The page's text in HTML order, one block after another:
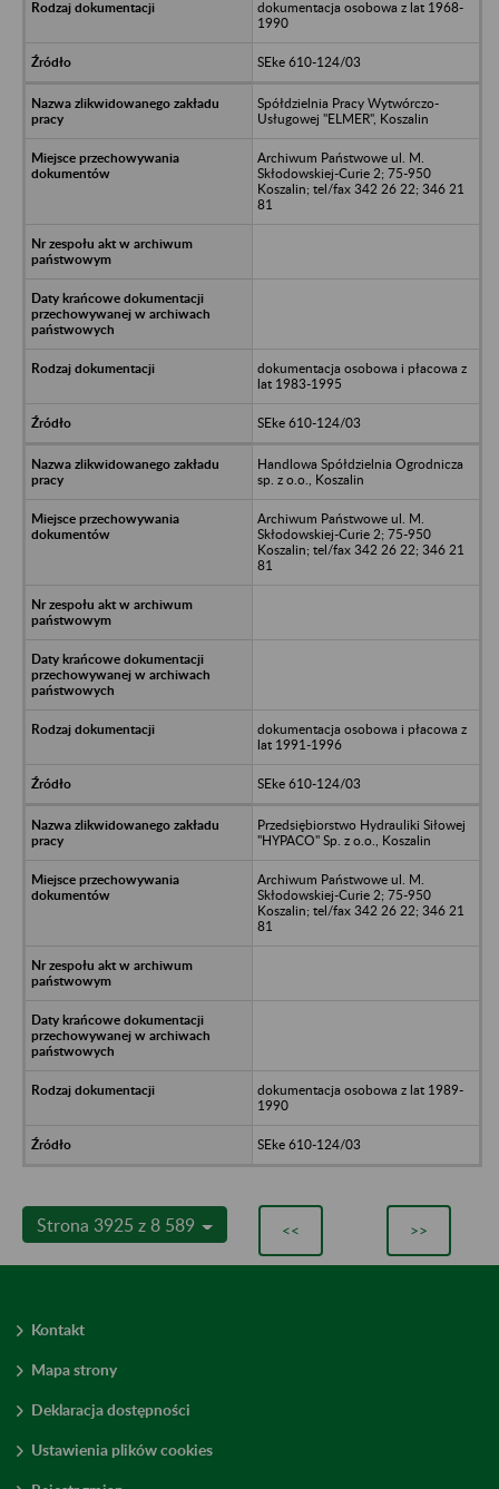
dokumentacja osobowa z lat 1968-
1990
SEke 610-124/03
Spółdzielnia Pracy Wytwórczo-
Usługowej "ELMER", Koszalin
Archiwum Państwowe ul. M.
Skłodowskiej-Curie 2; 75-950
Koszalin; tel/fax 342 26 22; 346 21
81
dokumentacja osobowa i płacowa z
lat 1983-1995
SEke 610-124/03
Handlowa Spółdzielnia Ogrodnicza
sp. z o.o., Koszalin
Archiwum Państwowe ul. M.
Skłodowskiej-Curie 2; 75-950
Koszalin; tel/fax 342 26 22; 346 21
81
dokumentacja osobowa i płacowa z
lat 1991-1996
SEke 610-124/03
Przedsiębiorstwo Hydrauliki Siłowej
"HYPACO" Sp. z o.o., Koszalin
Archiwum Państwowe ul. M.
Skłodowskiej-Curie 2; 75-950
Koszalin; tel/fax 342 26 22; 346 21
81
dokumentacja osobowa z lat 1989-
1990
SEke 610-124/03
Strona 3925 z 8 589 << >>
Kontakt
Mapa strony
Deklaracja dostępności
Ustawienia plików cookies